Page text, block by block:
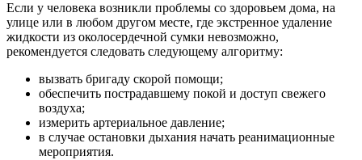
Если у человека возникли проблемы со здоровьем дома, на
улице или в любом другом месте, где экстренное удаление
жидкости из околосердечной сумки невозможно,
рекомендуется следовать следующему алгоритму:
вызвать бригаду скорой помощи;
обеспечить пострадавшему покой и доступ свежего
воздуха;
измерить артериальное давление;
в случае остановки дыхания начать реанимационные
мероприятия.